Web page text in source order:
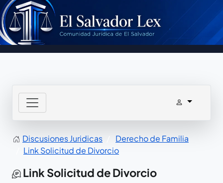
Discusiones Juridicas
Derecho de Familia
Link Solicitud de Divorcio
Link Solicitud de Divorcio